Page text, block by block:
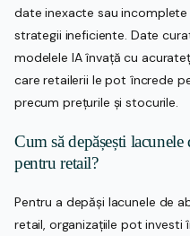
date inexacte sau
strategii ineficiente. Date
modelele IA învață cu
care retailerii le pot încrede
precum prețurile și stocurile.
Cum să depășești
pentru retail?
Pentru a depăși lacunele de
retail, organizațiile pot